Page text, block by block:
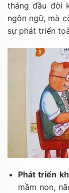
tháng đầu đời
ngôn ngữ, mà
sự phát triển
Phát triển
mầm non,